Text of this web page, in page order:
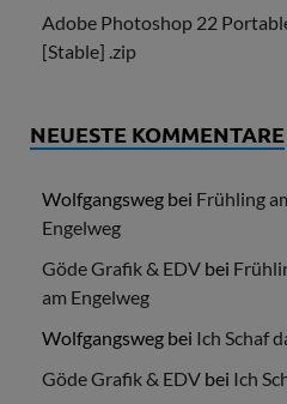
Adobe Photoshop 22
[Stable] .zip
NEUESTE KOMMENTARE
Wolfgangsweg bei Frühling
Engelweg
Göde Grafik & EDV bei
am Engelweg
Wolfgangsweg bei Ich Schaf
Göde Grafik & EDV bei Ich